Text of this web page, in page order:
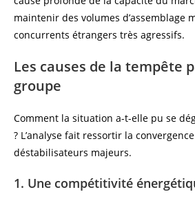
maintenir des volumes d’assemblage
concurrents étrangers très agressifs.
Les causes de la tempête
groupe
Comment la situation a-t-elle pu se
? L’analyse fait ressortir la
déstabilisateurs majeurs.
1. Une compétitivité